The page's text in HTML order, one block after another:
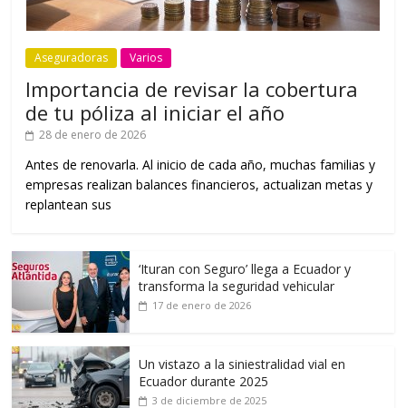
Aseguradoras Varios
Importancia de revisar la cobertura
de tu póliza al iniciar el año
28 de enero de 2026
Antes de renovarla. Al inicio de cada año, muchas familias y
empresas realizan balances financieros, actualizan metas y
replantean sus
‘Ituran con Seguro’ llega a Ecuador y
transforma la seguridad vehicular
17 de enero de 2026
Un vistazo a la siniestralidad vial en
Ecuador durante 2025
3 de diciembre de 2025